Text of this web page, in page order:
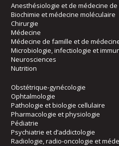
Anesthésiologie et de médecine
Biochimie et médecine moléculaire
Chirurgie
Médecine
Médecine de famille et de
Microbiologie, infectiologie et
Neurosciences
Nutrition
Obstétrique-gynécologie
Ophtalmologie
Pathologie et biologie cellulaire
Pharmacologie et physiologie
Pédiatrie
Psychiatrie et d’addictologie
Radiologie, radio-oncologie et